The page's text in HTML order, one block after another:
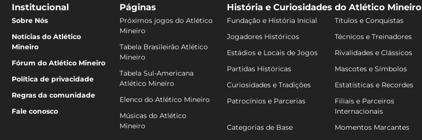
Institucional
Sobre Nós
Notícias do Atlético
Mineiro
Fórum do Atlético Mineiro
Política de privacidade
Regras da comunidade
Fale conosco
Páginas
Próximos jogos do Atlético
Mineiro
Tabela Brasileirão Atlético
Mineiro
Tabela Sul-Americana
Atlético Mineiro
Elenco do Atlético Mineiro
Músicas do Atlético
Mineiro
História e Curiosidades do Atlético Mineiro
Fundação e História Inicial
Títulos e Conquistas
Jogadores Históricos
Técnicos e Treinadores
Estádios e Locais de Jogos
Rivalidades e Clássicos
Partidas Históricas
Mascotes e Símbolos
Curiosidades e Tradições
Estatísticas e Recordes
Patrocínios e Parcerias
Filiais e Parceiros
Internacionais
Categorias de Base
Momentos Marcantes